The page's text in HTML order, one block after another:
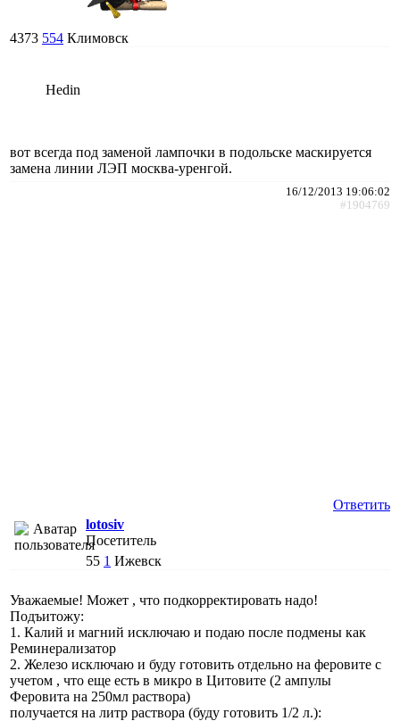
4373 554 Климовск
Hedin
вот всегда под заменой лампочки в подольске маскируется
замена линии ЛЭП москва-уренгой.
16/12/2013 19:06:02
#1904769
Ответить
lotosiv
Посетитель
55 1 Ижевск
Уважаемые! Может , что подкорректировать надо!
Подъитожу:
1. Калий и магний исключаю и подаю после подмены как
Реминерализатор
2. Железо исключаю и буду готовить отдельно на феровите с
учетом , что еще есть в микро в Цитовите (2 ампулы
Феровита на 250мл раствора)
получается на литр раствора (буду готовить 1/2 л.):